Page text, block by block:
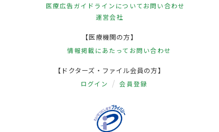
医療広告ガイドラインについてお問い合わせ
運営会社
【医療機関の方】
情報掲載にあたって お問い合わせ
【ドクターズ・ファイル会員の方】
ログイン 会員登録